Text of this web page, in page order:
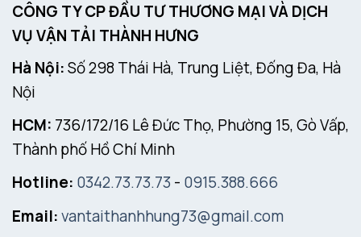
CÔNG TY CP ĐẦU TƯ THƯƠNG MẠI VÀ DỊCH
VỤ VẬN TẢI THÀNH HƯNG
Hà Nội:Số 298 Thái Hà, Trung Liệt, Đống Đa, Hà
Nội
HCM: 736/172/16 Lê Đức Thọ, Phường 15, Gò Vấp,
Thành phố Hồ Chí Minh
Hotline: 0342.73.73.73- 0915.388.666
Email:vantaithanhhung73@gmail.com